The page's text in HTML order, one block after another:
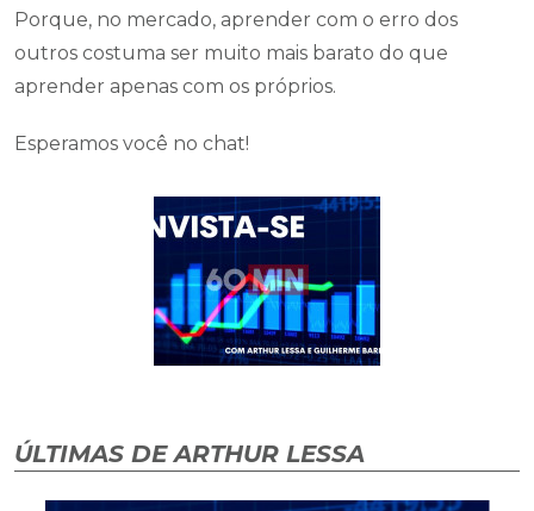
Porque, no mercado, aprender com o erro dos
outros costuma ser muito mais barato do que
aprender apenas com os próprios.
Esperamos você no chat!
ÚLTIMAS DE ARTHUR LESSA